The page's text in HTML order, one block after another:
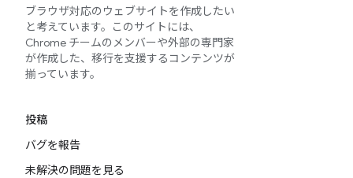
ブラウザ対応のウェブサイトを作成したい
と考えています。このサイトには、
Chrome チームのメンバーや外部の専門家
が作成した、移行を支援するコンテンツが
揃っています。
投稿
バグを報告
未解決の問題を見る